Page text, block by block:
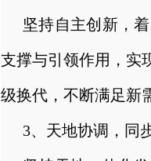
坚持自主创新，
支撑与引领作用，实
级换代，不断满足新
3、天地协调，同